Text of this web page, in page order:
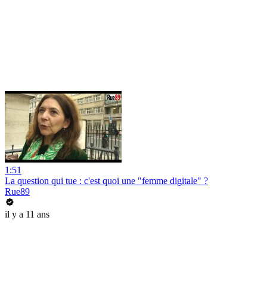
1:51
La question qui tue : c'est quoi une "femme digitale" ?
Rue89
il y a 11 ans